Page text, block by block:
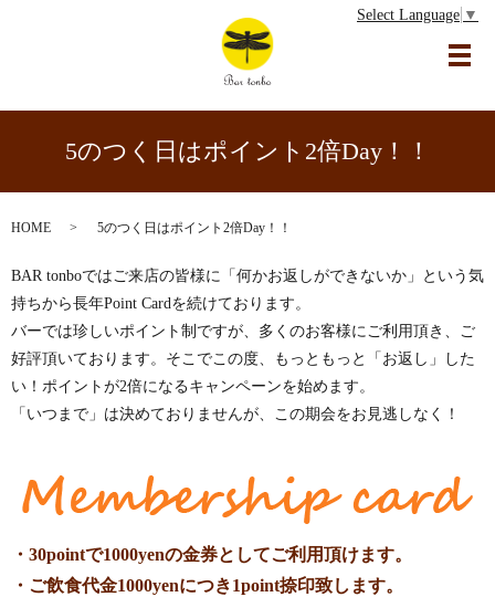
Select Language ▼
メ
5のつく日はポイント2倍Day！！
HOME 5のつく日はポイント2倍Day！！
BAR tonboではご来店の皆様に「何かお返しができないか」という気
持ちから長年Point Cardを続けております。
バーでは珍しいポイント制ですが、多くのお客様にご利用頂き、ご
好評頂いております。そこでこの度、もっともっと「お返し」した
い！ポイントが2倍になるキャンペーンを始めます。
「いつまで」は決めておりませんが、この期会をお見逃しなく！
・30pointで1000yenの金券としてご利用頂けます。
・ご飲食代金1000yenにつき1point捺印致します。